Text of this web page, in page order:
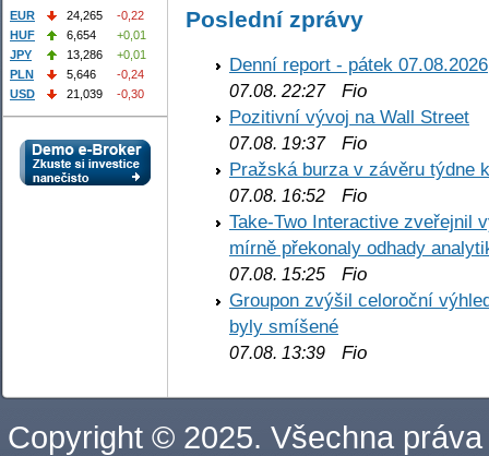
Poslední zprávy
Denní report - pátek 07.08.2026
07.08. 22:27Fio
Pozitivní vývoj na Wall Street
07.08. 19:37Fio
Pražská burza v závěru týdne
07.08. 16:52 Fio
Take-Two Interactive zveřejnil
mírně překonaly odhady
07.08. 15:25 Fio
Groupon zvýšil celoroční
byly smíšené
07.08. 13:39 Fio
EUR 24,265
-0,22
HUF
6,654
+0,01
JPY
13,286
+0,01
PLN
5,646
-0,24
USD
21,039 -0,30
Copyright © 2025. Všechna práva